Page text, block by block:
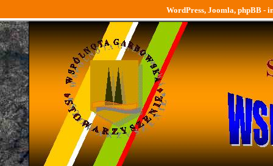
WordPress, Joomla, phpBB -